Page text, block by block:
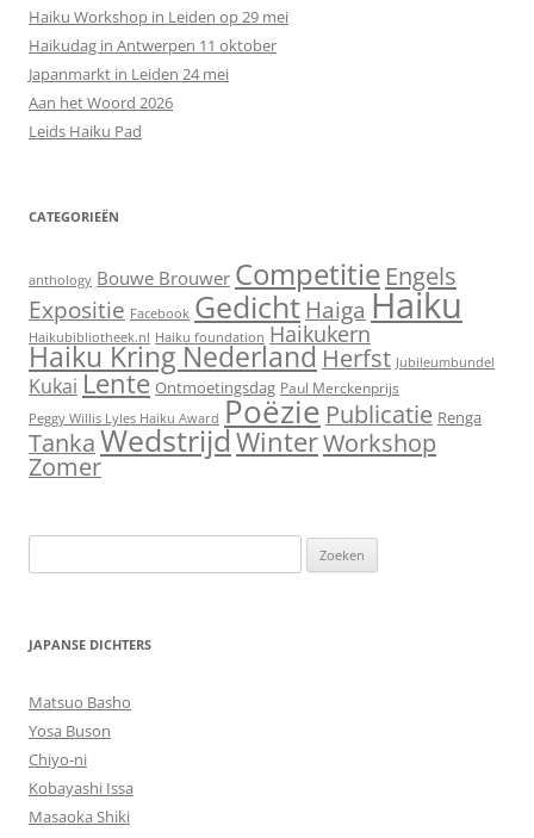
Haiku Workshop in Leiden op 29 mei
Haikudag in Antwerpen 11 oktober
Japanmarkt in Leiden 24 mei
Aan het Woord 2026
Leids Haiku Pad
CATEGORIEËN
anthology Bouwe Brouwer Competitie Engels
Expositie Facebook Gedicht Haiga Haiku
Haikubibliotheek.nl Haiku foundation Haikukern
Haiku Kring Nederland Herfst Jubileumbundel
Kukai Lente Ontmoetingsdag Paul Merckenprijs
Peggy Willis Lyles Haiku Award Poëzie Publicatie Renga
TankaWedstrijdWinterWorkshop
Zomer
naar:
JAPANSE DICHTERS
Matsuo Basho
Yosa Buson
Chiyo-ni
Kobayashi Issa
Masaoka Shiki